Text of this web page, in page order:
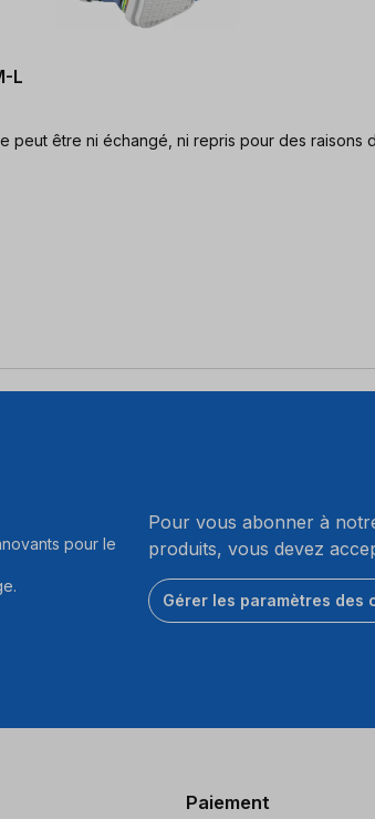
L
les particules fines et les gaz nocifs Cet article ne peut être ni échangé, ni repris pour
pour le
Pour vous abonner à
produits, vous devez
Gérer les paramètres des
Paiement